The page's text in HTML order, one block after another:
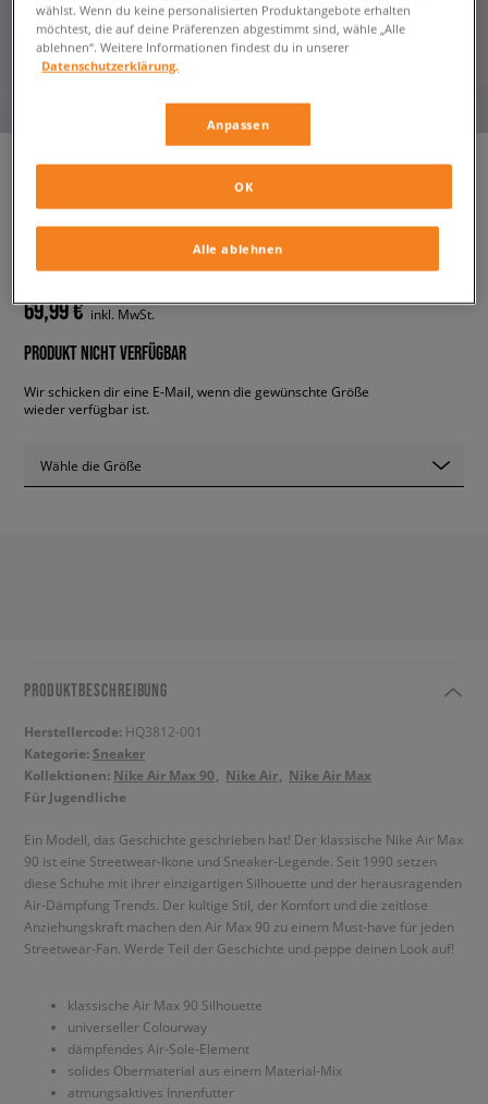
69,99 € inkl. MwSt.
PRODUKT NICHT VERFÜGBAR
Wir schicken dir eine E-Mail, wenn die gewünschte Größe
wieder verfügbar ist.
Wähle die Größe
PRODUKTBESCHREIBUNG
Herstellercode: HQ3812-001
Kategorie: Sneaker
Kollektionen: Nike Air Max 90 Nike Air
Nike Air Max
Für Jugendliche
Ein Modell, das Geschichte geschrieben hat! Der klassische Nike Air Max
90 ist eine Streetwear-Ikone und Sneaker-Legende. Seit 1990 setzen
diese Schuhe mit ihrer einzigartigen Silhouette und der herausragenden
Air-Dämpfung Trends. Der kultige Stil, der Komfort und die zeitlose
Anziehungskraft machen den Air Max 90 zu einem Must-have für jeden
Streetwear-Fan. Werde Teil der Geschichte und peppe deinen Look auf!
klassische Air Max 90 Silhouette
universeller Colourway
dämpfendes Air-Sole-Element
solides Obermaterial aus einem Material-Mix
atmungsaktives Innenfutter
wählst. Wenn du keine personalisierten Produktangebote erhalten
möchtest, die auf deine Präferenzen abgestimmt sind, wähle „Alle
ablehnen“. Weitere Informationen findest du in unserer
Datenschutzerklärung.
Anpassen
Alle ablehnen
OK